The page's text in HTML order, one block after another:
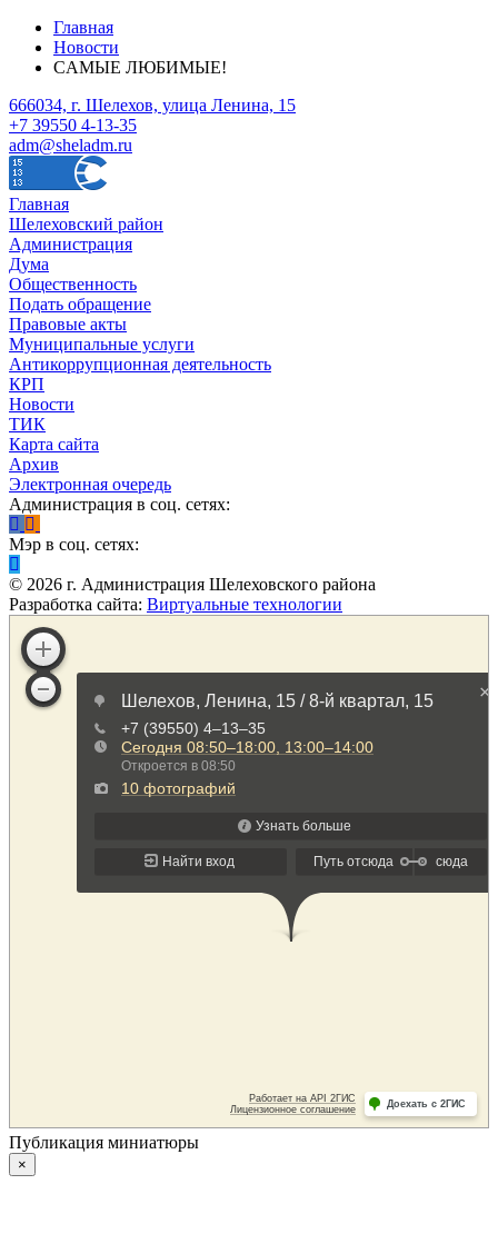
Главная
Новости
CАМЫЕ ЛЮБИМЫЕ!
666034, г. Шелехов, улица Ленина, 15
+7 39550 4-13-35
adm@sheladm.ru
Главная
Шелеховский район
Администрация
Дума
Общественность
Подать обращение
Правовые акты
Муниципальные услуги
Антикоррупционная деятельность
КРП
Новости
ТИК
Карта сайта
Архив
Электронная очередь
Администрация в соц. сетях:
Мэр в соц. сетях:
© 2026 г. Администрация Шелеховского района
Разработка сайта: Виртуальные технологии
Публикация миниатюры
×